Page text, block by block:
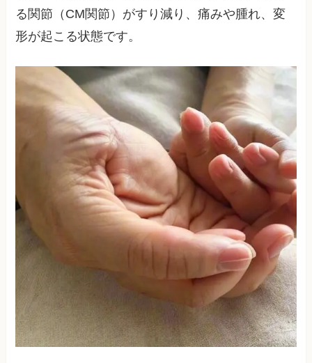
る関節（CM関節）がすり減り、痛みや腫れ、変
形が起こる状態です。